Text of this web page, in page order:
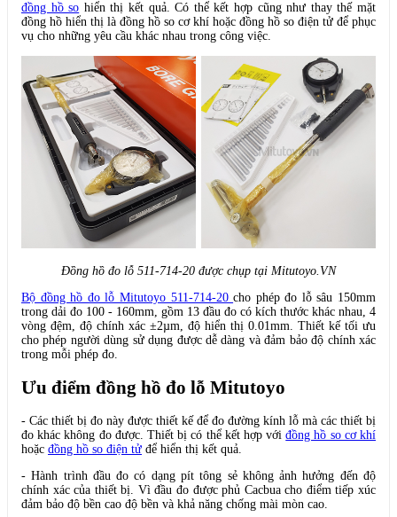
đồng hồ so hiển thị kết quả. Có thể kết hợp cũng như thay thế mặt
đồng hồ hiển thị là đồng hồ so cơ khí hoặc đồng hồ so điện tử để phục
vụ cho những yêu cầu khác nhau trong công việc.
Đồng hồ đo lỗ 511-714-20 được chụp tại Mitutoyo.VN
Bộ đồng hồ đo lỗ Mitutoyo 511-714-20cho phép đo lỗ sâu 150mm
trong dải đo 100 - 160mm, gồm 13 đầu đo có kích thước khác nhau, 4
vòng đệm, độ chính xác ±2µm, độ hiển thị 0.01mm. Thiết kế tối ưu
cho phép người dùng sử dụng được dễ dàng và đảm bảo độ chính xác
trong mỗi phép đo.
Ưu điểm đồng hồ đo lỗ Mitutoyo
- Các thiết bị đo này được thiết kế để đo đường kính lỗ mà các thiết bị
đo khác không đo được. Thiết bị có thể kết hợp vớiđồng hồ so cơ khí
hoặc đồng hồ so điện tử để hiển thị kết quả.
- Hành trình đầu đo có dạng pít tông sẻ không ảnh hưởng đến độ
chính xác của thiết bị. Vì đầu đo được phủ Cacbua cho điểm tiếp xúc
đảm bảo độ bền cao độ bền và khả năng chống mài mòn cao.